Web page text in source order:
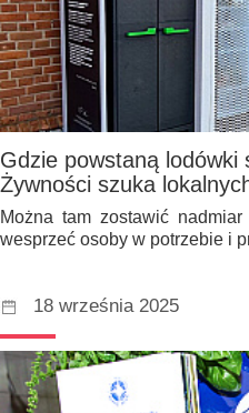
Gdzie powstaną lodówki
Żywności szuka
Można tam zostawić
wesprzeć osoby w potrzebie i
18 września 2025